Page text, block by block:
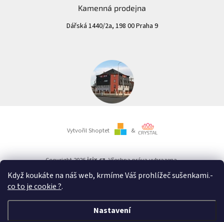
Když koukáte na náš web, krmíme Váš prohlížeč sušenkami.-
co to je cookie ?.
Nastavení
Kamenná prodejna
Dářská 1440/2a, 198 00 Praha 9
Vytvořil Shoptet &
Copyright 2026isix.cz. Všechna práva vyhrazena.
Okamžitá platba
Jinak bude vaše platba automaticky odeslána jako obyčejná